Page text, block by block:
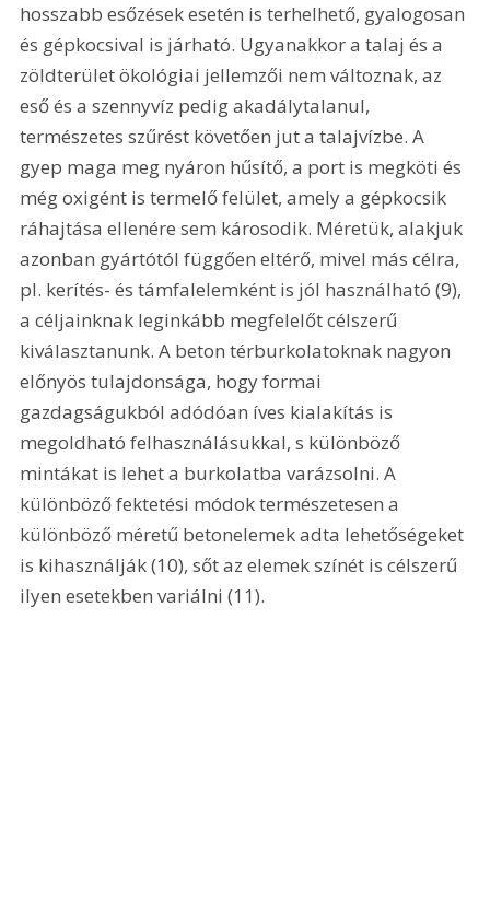
hosszabb esőzések esetén is terhelhető, gyalogosan
és gépkocsival is járható. Ugyanakkor a talaj és a
zöldterület ökológiai jellemzői nem változnak, az
eső és a szennyvíz pedig akadálytalanul,
természetes szűrést követően jut a talajvízbe. A
gyep maga meg nyáron hűsítő, a port is megköti és
még oxigént is termelő felület, amely a gépkocsik
ráhajtása ellenére sem károsodik. Méretük, alakjuk
azonban gyártótól függően eltérő, mivel más célra,
pl. kerítés- és támfalelemként is jól használható (9),
a céljainknak leginkább megfelelőt célszerű
kiválasztanunk. A beton térburkolatoknak nagyon
előnyös tulajdonsága, hogy formai
gazdagságukból adódóan íves kialakítás is
megoldható felhasználásukkal, s különböző
mintákat is lehet a burkolatba varázsolni. A
különböző fektetési módok természetesen a
különböző méretű betonelemek adta lehetőségeket
is kihasználják (10), sőt az elemek színét is célszerű
ilyen esetekben variálni (11).